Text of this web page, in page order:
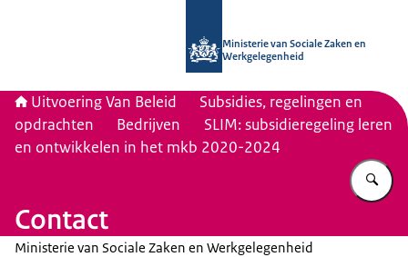
Ministerie van Sociale Zaken en
Werkgelegenheid
Uitvoering Van Beleid
Subsidies, regelingen en
opdrachten
Bedrijven
SLIM: subsidieregeling leren
en ontwikkelen in het mkb 2020-2024
Contact
Ministerie van Sociale Zaken en Werkgelegenheid